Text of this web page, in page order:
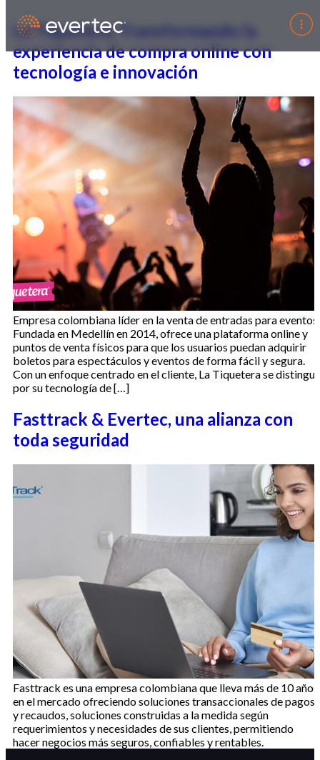
La Tiquetera: Transformando la
experiencia de compra online con
tecnología e innovación
Empresa colombiana líder en la venta de entradas para eventos.
Fundada en Medellín en 2014, ofrece una plataforma online y
puntos de venta físicos para que los usuarios puedan adquirir
boletos para espectáculos y eventos de forma fácil y segura.
Con un enfoque centrado en el cliente, La Tiquetera se distingue
por su tecnología de […]
Fasttrack & Evertec, una alianza con
toda seguridad
Fasttrack es una empresa colombiana que lleva más de 10 años
en el mercado ofreciendo soluciones transaccionales de pagos
y recaudos, soluciones construidas a la medida según
requerimientos y necesidades de sus clientes, permitiendo
hacer negocios más seguros, confiables y rentables.